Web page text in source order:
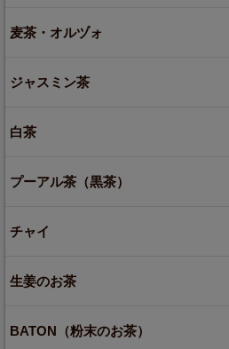
麦茶・オルヅォ
ジャスミン茶
白茶
プーアル茶（黒茶）
チャイ
生姜のお茶
BATON（粉末のお茶）